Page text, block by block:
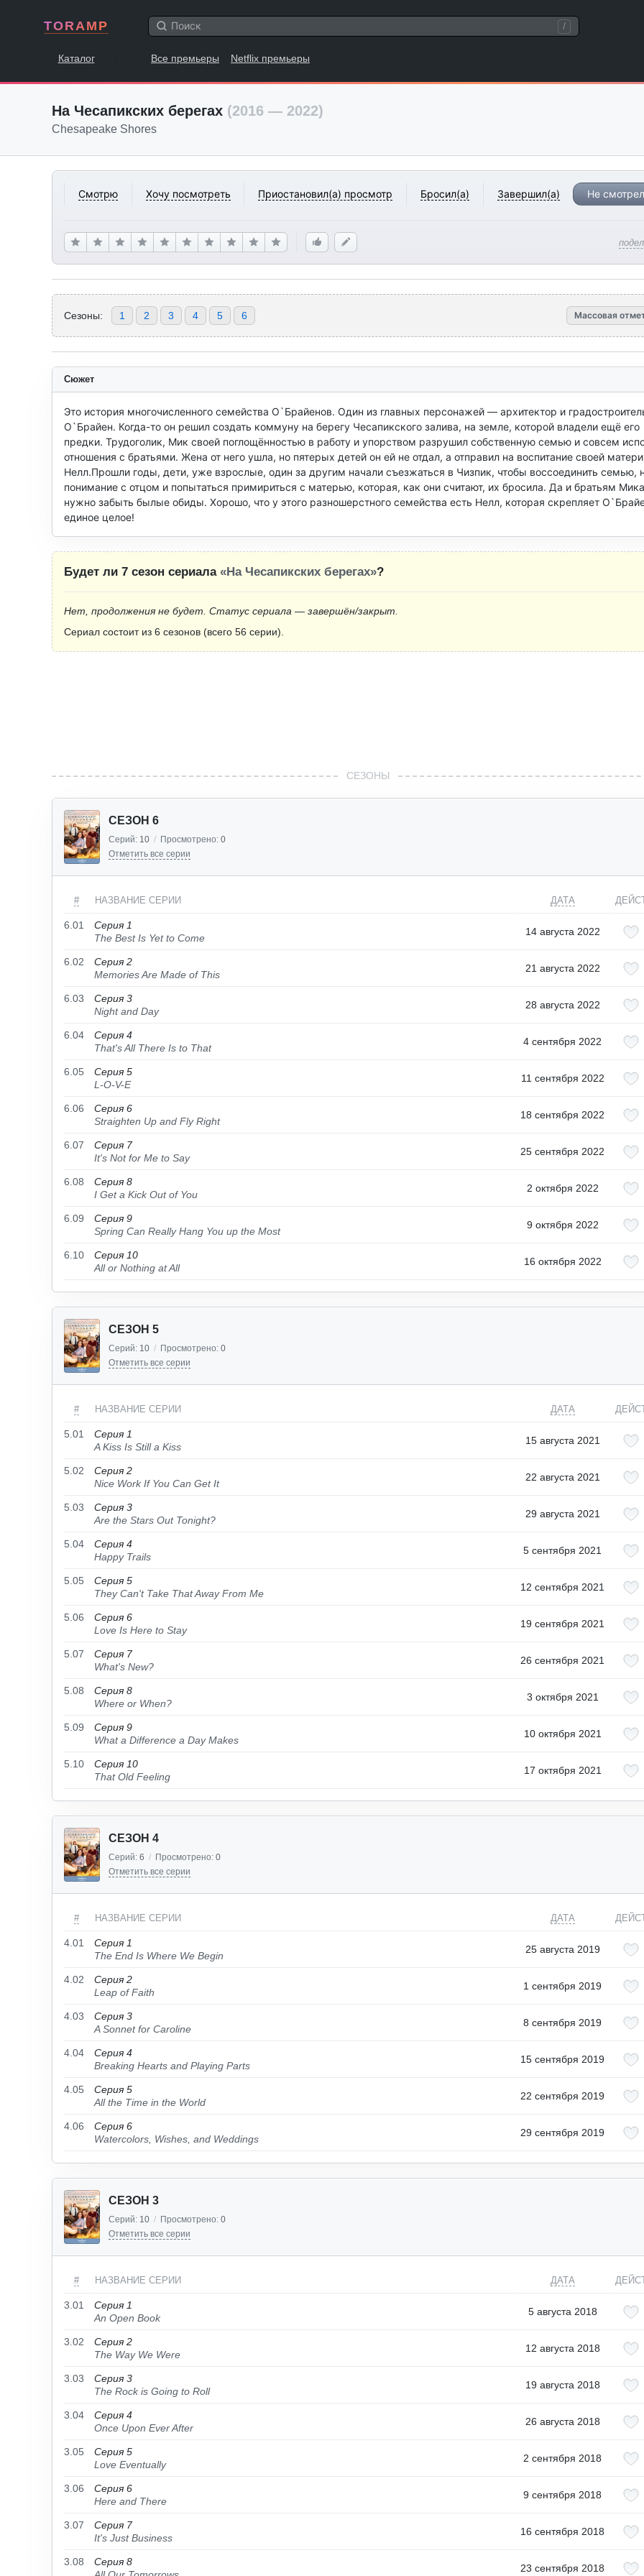
TORAMP /
Каталог Все премьеры Netflix премьеры
На Чесапикских берегах (2016 — 2022)
Chesapeake Shores
Смотрю Хочу посмотреть Приостановил(а) просмотр Бросил(а) Завершил(а) Не
Сезоны: 1 2 3 4 5 6 Массовая
Сюжет
Это история многочисленного семейства О`Брайенов. Один из главных персонажей — архитектор и
О`Брайен. Когда-то он решил создать коммуну на берегу Чесапикского залива, на земле, которой владели ещё его
предки. Трудоголик, Мик своей поглощённостью в работу и упорством разрушил собственную семью и совсем
отношения с братьями. Жена от него ушла, но пятерых детей он ей не отдал, а отправил на воспитание своей матери
Нелл.Прошли годы, дети, уже взрослые, один за другим начали съезжаться в Чизпик, чтобы воссоединить семью,
понимание с отцом и попытаться примириться с матерью, которая, как они считают, их бросила. Да и братьям Мика
нужно забыть былые обиды. Хорошо, что у этого разношерстного семейства есть Нелл, которая скрепляет
единое целое!
Будет ли 7 сезон сериала «На Чесапикских берегах»?
Нет, продолжения не будет. Статус сериала — завершён/закрыт.
Сериал состоит из 6 сезонов (всего 56 серии).
СЕЗОНЫ
СЕЗОН 6
Серий: 10 / Просмотрено: 0
Отметить все серии
# НАЗВАНИЕ СЕРИИ ДАТА
6.01
Серия 1
The Best Is Yet to Come
14 августа 2022
6.02
Серия 2
Memories Are Made of This
21 августа 2022
6.03
Серия 3
Night and Day
28 августа 2022
6.04
Серия 4
That's All There Is to That
4 сентября 2022
6.05
Серия 5
L-O-V-E
11 сентября 2022
6.06
Серия 6
Straighten Up and Fly Right
18 сентября 2022
6.07
Серия 7
It's Not for Me to Say
25 сентября 2022
6.08
Серия 8
I Get a Kick Out of You
2 октября 2022
6.09
Серия 9
Spring Can Really Hang You up the Most
9 октября 2022
6.10
Серия 10
All or Nothing at All
16 октября 2022
СЕЗОН 5
Серий: 10 / Просмотрено: 0
Отметить все серии
# НАЗВАНИЕ СЕРИИ ДАТА
5.01
Серия 1
A Kiss Is Still a Kiss
15 августа 2021
5.02
Серия 2
Nice Work If You Can Get It
22 августа 2021
5.03
Серия 3
Are the Stars Out Tonight?
29 августа 2021
5.04
Серия 4
Happy Trails
5 сентября 2021
5.05
Серия 5
They Can't Take That Away From Me
12 сентября 2021
5.06
Серия 6
Love Is Here to Stay
19 сентября 2021
5.07
Серия 7
What's New?
26 сентября 2021
5.08
Серия 8
Where or When?
3 октября 2021
5.09
Серия 9
What a Difference a Day Makes
10 октября 2021
5.10
Серия 10
That Old Feeling
17 октября 2021
СЕЗОН 4
Серий: 6 / Просмотрено: 0
Отметить все серии
# НАЗВАНИЕ СЕРИИ ДАТА
4.01
Серия 1
The End Is Where We Begin
25 августа 2019
4.02
Серия 2
Leap of Faith
1 сентября 2019
4.03
Серия 3
A Sonnet for Caroline
8 сентября 2019
4.04
Серия 4
Breaking Hearts and Playing Parts
15 сентября 2019
4.05
Серия 5
All the Time in the World
22 сентября 2019
4.06
Серия 6
Watercolors, Wishes, and Weddings
29 сентября 2019
СЕЗОН 3
Серий: 10 / Просмотрено: 0
Отметить все серии
# НАЗВАНИЕ СЕРИИ ДАТА
3.01
Серия 1
An Open Book
5 августа 2018
3.02
Серия 2
The Way We Were
12 августа 2018
3.03
Серия 3
The Rock is Going to Roll
19 августа 2018
3.04
Серия 4
Once Upon Ever After
26 августа 2018
3.05
Серия 5
Love Eventually
2 сентября 2018
3.06
Серия 6
Here and There
9 сентября 2018
3.07
Серия 7
It's Just Business
16 сентября 2018
3.08
Серия 8
23 сентября 2018